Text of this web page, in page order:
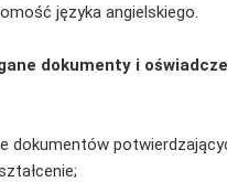
języka angielskiego.
dokumenty i
dokumentów